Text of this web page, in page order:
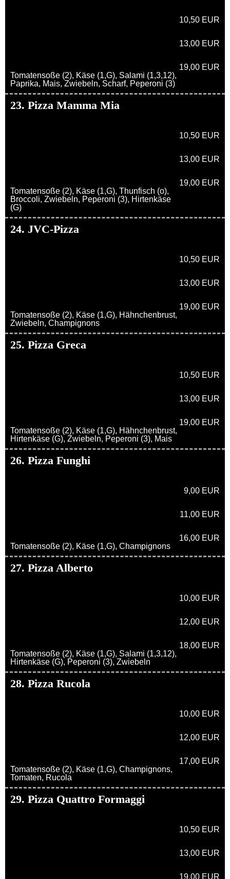
10,50 EUR
13,00 EUR
19,00 EUR
Tomatensoße (2), Käse (1,G), Salami (1,3,12),
Paprika, Mais, Zwiebeln, Scharf, Peperoni (3)
23. Pizza Mamma Mia
10,50 EUR
13,00 EUR
19,00 EUR
Tomatensoße (2), Käse (1,G), Thunfisch (o),
Broccoli, Zwiebeln, Peperoni (3), Hirtenkäse
(G)
24. JVC-Pizza
10,50 EUR
13,00 EUR
19,00 EUR
Tomatensoße (2), Käse (1,G), Hähnchenbrust,
Zwiebeln, Champignons
25. Pizza Greca
10,50 EUR
13,00 EUR
19,00 EUR
Tomatensoße (2), Käse (1,G), Hähnchenbrust,
Hirtenkäse (G), Zwiebeln, Peperoni (3), Mais
26. Pizza Funghi
9,00 EUR
11,00 EUR
16,00 EUR
Tomatensoße (2), Käse (1,G), Champignons
27. Pizza Alberto
10,00 EUR
12,00 EUR
18,00 EUR
Tomatensoße (2), Käse (1,G), Salami (1,3,12),
Hirtenkäse (G), Peperoni (3), Zwiebeln
28. Pizza Rucola
10,00 EUR
12,00 EUR
17,00 EUR
Tomatensoße (2), Käse (1,G), Champignons,
Tomaten, Rucola
29. Pizza Quattro Formaggi
10,50 EUR
13,00 EUR
19,00 EUR